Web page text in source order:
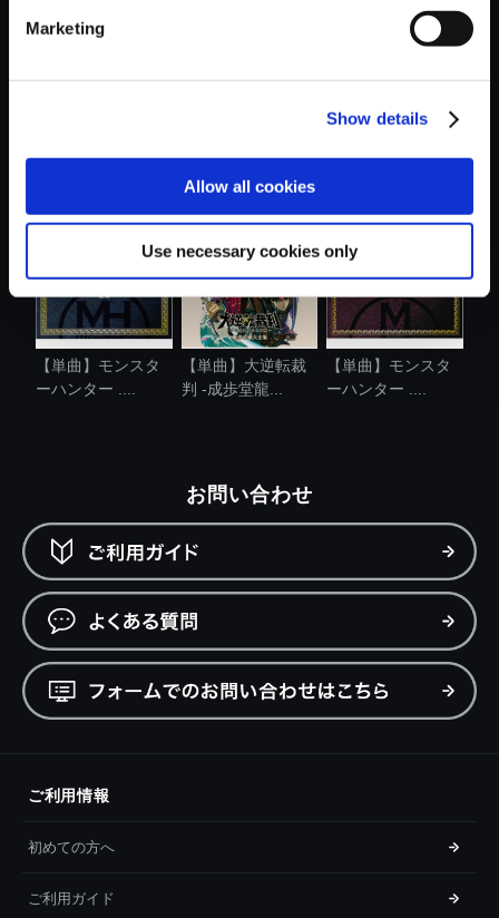
Marketing
Show details
Allow all cookies
Use necessary cookies only
【単曲】モンスタ
ーハンター ....
【単曲】大逆転裁
判 -成歩堂龍...
【単曲】モンスタ
ーハンター ....
お問い合わせ
ご利用情報
初めての方へ
ご利用ガイド